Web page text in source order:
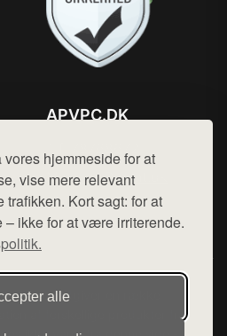
hjemmeside for at
vise mere relevant
Kort sagt: for at
– ikke for at være irriterende.
alle
APVPC.DK
Mail: hej@want.dk
Cookie- og privatlivspolitik
der udgiver en række
af forskellige produkter fra